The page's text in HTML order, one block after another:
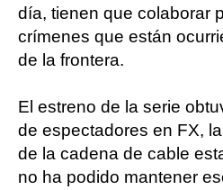
día, tienen que colaborar
crímenes que están
de la frontera.
El estreno de la serie
de espectadores en FX,
de la cadena de cable
no ha podido mantener